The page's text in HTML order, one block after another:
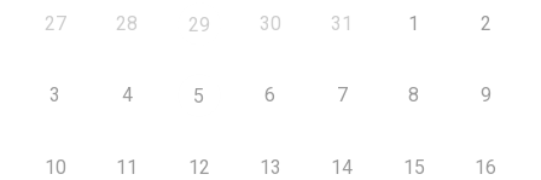
27 28 29 30 31 1 2
3 4 5 6 7 8 9
10 11 12 13 14 15 16